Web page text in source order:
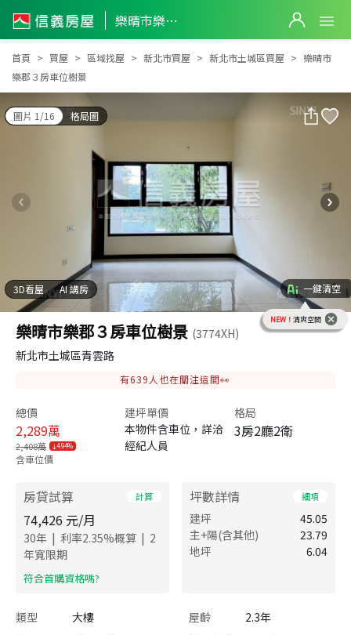
樂晴市樂郡３房車位樹景
樂晴市樂郡３房車位樹景
首頁 買屋 區域找屋 新北市買屋 新北市土城區買屋
樂晴市
樂郡３房車位樹景
圖片 1/16 格局圖
3D看屋 AI 講房 一鍵清空
NEW！ 清爽空間
樂晴市樂郡３房車位樹景 (3774XH)
新北市土城區青雲路
有639 人也在關注這間👀
總價
2,289萬
2,408萬 4.94%
含車位價
建坪單價
本物件含車位，詳洽
經紀人員
格局
3房2廳2衛
房貸試算 計算
74,426 元/月
30年 | 利率2.35%概算 | 2
年寬限期
​符合首購資格嗎?
坪數詳情 細項
建坪
45.05
主+陽(含其他)
23.79
地坪
6.04
類型 大樓 屋齡
2.3年